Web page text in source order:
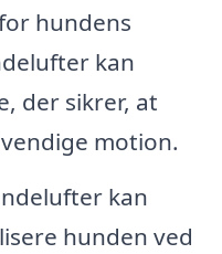
hundens
kan
der sikrer, at
motion.
kan
hunden ved